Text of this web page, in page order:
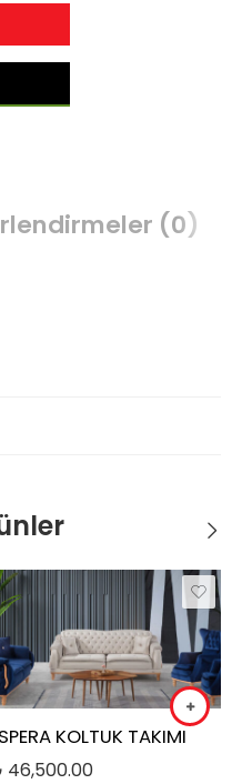
(0)
KOLTUK TAKIMI
46,500.00